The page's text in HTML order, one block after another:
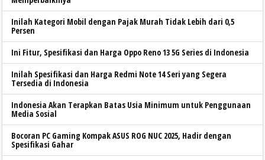
Inilah Kategori Mobil dengan Pajak Murah Tidak Lebih dari 0,5
Persen
Ini Fitur, Spesifikasi dan Harga Oppo Reno 13 5G Series di Indonesia
Inilah Spesifikasi dan Harga Redmi Note 14 Seri yang Segera
Tersedia di Indonesia
Indonesia Akan Terapkan Batas Usia Minimum untuk Penggunaan
Media Sosial
Bocoran PC Gaming Kompak ASUS ROG NUC 2025, Hadir dengan
Spesifikasi Gahar